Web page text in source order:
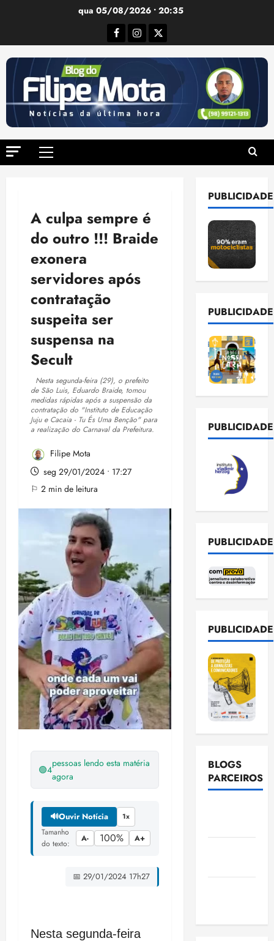
qua 05/08/2026 • 20:35
Facebook
Instagram
Twitter
Menu
A culpa sempre é
do outro !!! Braide
exonera
servidores após
contratação
suspeita ser
suspensa na
Secult
Nesta segunda-feira (29), o prefeito
de São Luis, Eduardo Braide, tomou
medidas rápidas após a suspensão da
contratação do "Instituto de Educação
Juju e Cacaia - Tu És Uma Benção" para
a realização do Carnaval da Prefeitura.
Filipe Mota
seg 29/01/2024 • 17:27
⚐ 2 min de leitura
🟢4
pessoas lendo esta matéria
agora
🔊Ouvir Notícia 1x
Tamanho
do texto:
A- 100% A+
📅 29/01/2024 17h27
Nesta segunda-feira
PUBLICIDADE
PUBLICIDADE
PUBLICIDADE
PUBLICIDADE
PUBLICIDADE
BLOGS
PARCEIROS